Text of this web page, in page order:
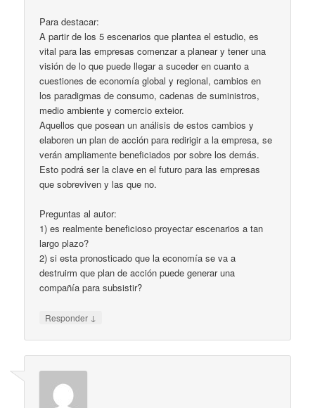
Para destacar:
A partir de los 5 escenarios que plantea el estudio, es
vital para las empresas comenzar a planear y tener una
visión de lo que puede llegar a suceder en cuanto a
cuestiones de economía global y regional, cambios en
los paradigmas de consumo, cadenas de suministros,
medio ambiente y comercio exteior.
Aquellos que posean un análisis de estos cambios y
elaboren un plan de acción para redirigir a la empresa, se
verán ampliamente beneficiados por sobre los demás.
Esto podrá ser la clave en el futuro para las empresas
que sobreviven y las que no.
Preguntas al autor:
1) es realmente beneficioso proyectar escenarios a tan
largo plazo?
2) si esta pronosticado que la economía se va a
destruirm que plan de acción puede generar una
compañía para subsistir?
Responder ↓